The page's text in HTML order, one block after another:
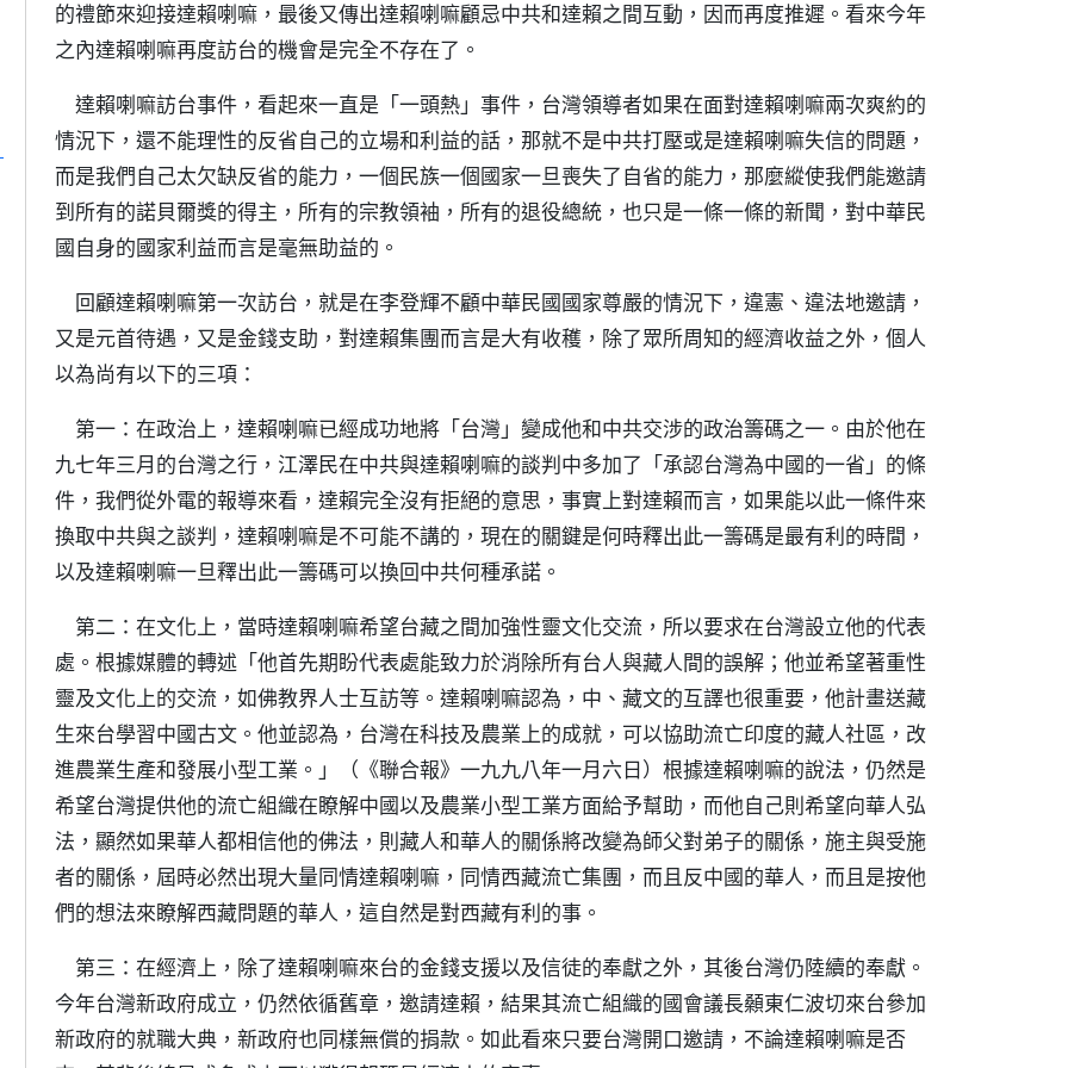
的禮節來迎接達賴喇嘛，最後又傳出達賴喇嘛顧忌中共和達賴之間互動，因而再度推遲。看來今年
之內達賴喇嘛再度訪台的機會是完全不存在了。
達賴喇嘛訪台事件，看起來一直是「一頭熱」事件，台灣領導者如果在面對達賴喇嘛兩次爽約的
情況下，還不能理性的反省自己的立場和利益的話，那就不是中共打壓或是達賴喇嘛失信的問題，
而是我們自己太欠缺反省的能力，一個民族一個國家一旦喪失了自省的能力，那麼縱使我們能邀請
到所有的諾貝爾獎的得主，所有的宗教領袖，所有的退役總統，也只是一條一條的新聞，對中華民
國自身的國家利益而言是毫無助益的。
回顧達賴喇嘛第一次訪台，就是在李登輝不顧中華民國國家尊嚴的情況下，違憲、違法地邀請，
又是元首待遇，又是金錢支助，對達賴集團而言是大有收穫，除了眾所周知的經濟收益之外，個人
以為尚有以下的三項：
第一：在政治上，達賴喇嘛已經成功地將「台灣」變成他和中共交涉的政治籌碼之一。由於他在
九七年三月的台灣之行，江澤民在中共與達賴喇嘛的談判中多加了「承認台灣為中國的一省」的條
件，我們從外電的報導來看，達賴完全沒有拒絕的意思，事實上對達賴而言，如果能以此一條件來
換取中共與之談判，達賴喇嘛是不可能不講的，現在的關鍵是何時釋出此一籌碼是最有利的時間，
以及達賴喇嘛一旦釋出此一籌碼可以換回中共何種承諾。
第二：在文化上，當時達賴喇嘛希望台藏之間加強性靈文化交流，所以要求在台灣設立他的代表
處。根據媒體的轉述「他首先期盼代表處能致力於消除所有台人與藏人間的誤解；他並希望著重性
靈及文化上的交流，如佛教界人士互訪等。達賴喇嘛認為，中、藏文的互譯也很重要，他計畫送藏
生來台學習中國古文。他並認為，台灣在科技及農業上的成就，可以協助流亡印度的藏人社區，改
進農業生產和發展小型工業。」（《聯合報》一九九八年一月六日）根據達賴喇嘛的說法，仍然是
希望台灣提供他的流亡組織在瞭解中國以及農業小型工業方面給予幫助，而他自己則希望向華人弘
法，顯然如果華人都相信他的佛法，則藏人和華人的關係將改變為師父對弟子的關係，施主與受施
者的關係，屆時必然出現大量同情達賴喇嘛，同情西藏流亡集團，而且反中國的華人，而且是按他
們的想法來瞭解西藏問題的華人，這自然是對西藏有利的事。
第三：在經濟上，除了達賴喇嘛來台的金錢支援以及信徒的奉獻之外，其後台灣仍陸續的奉獻。
今年台灣新政府成立，仍然依循舊章，邀請達賴，結果其流亡組織的國會議長顙東仁波切來台參加
新政府的就職大典，新政府也同樣無償的捐款。如此看來只要台灣開口邀請，不論達賴喇嘛是否